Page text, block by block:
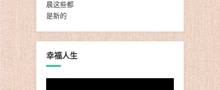
幸福人生